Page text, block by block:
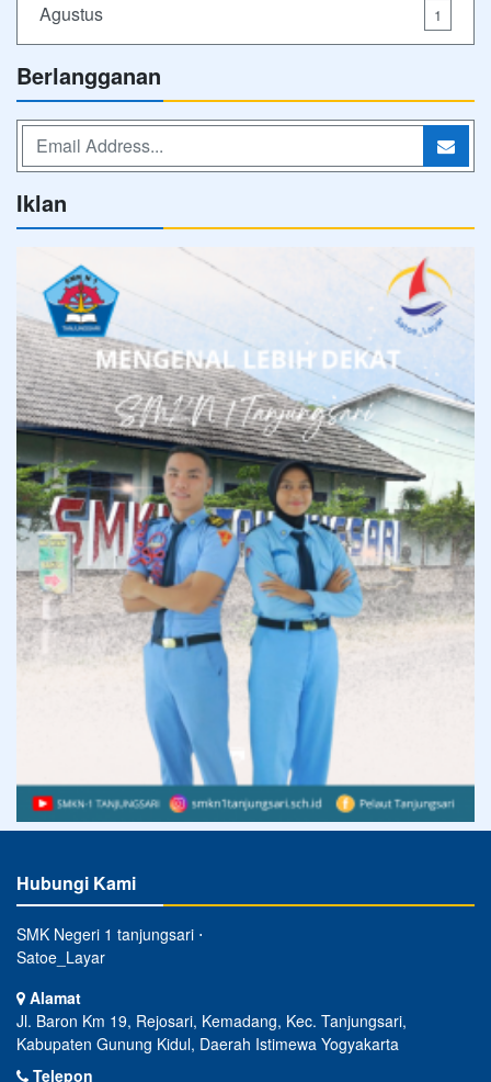
Agustus 1
Berlangganan
Iklan
Hubungi Kami
SMK Negeri 1 tanjungsari ⋅
Satoe_Layar
Alamat
Jl. Baron Km 19, Rejosari, Kemadang, Kec. Tanjungsari,
Kabupaten Gunung Kidul, Daerah Istimewa Yogyakarta
Telepon